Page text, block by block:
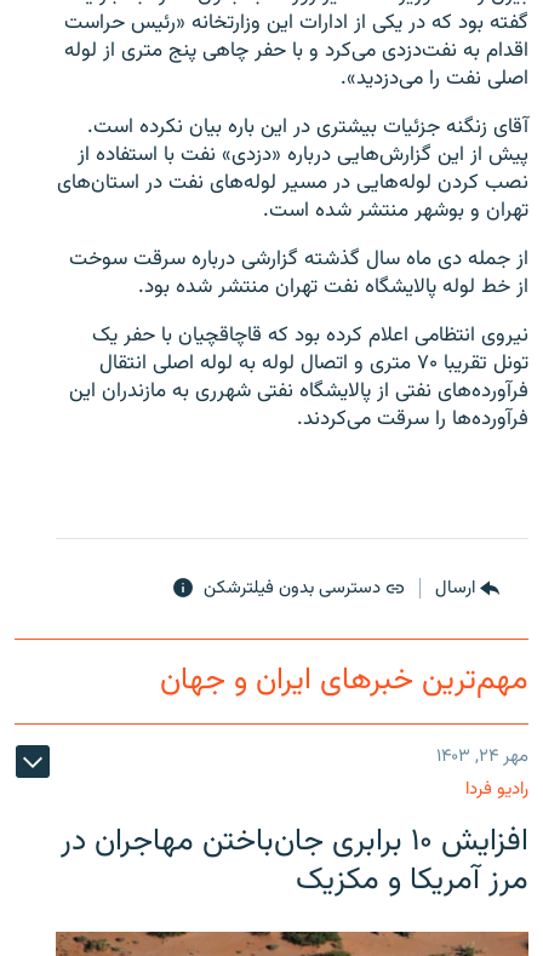
گفته بود که در یکی از ادارات این وزارتخانه «رئیس حراست
اقدام به نفت‌دزدی می‌کرد و با حفر چاهی پنج متری از لوله
اصلی نفت را می‌دزدید».
آقای زنگنه جزئیات بیشتری در این باره بیان نکرده است.
پیش از این گزارش‌هایی درباره «دزدی» نفت با استفاده از
نصب کردن لوله‌هایی در مسیر لوله‌های نفت در استان‌های
تهران و بوشهر منتشر شده است.
از جمله دی ماه سال گذشته گزارشی درباره سرقت سوخت
از خط لوله پالایشگاه نفت تهران منتشر شده بود.
نیروی انتظامی اعلام کرده بود که قاچاقچیان با حفر یک
تونل تقریبا ۷۰ متری و اتصال لوله به لوله اصلی انتقال
فرآورده‌های نفتی از پالایشگاه نفتی شهر‌ری به مازندران این
فرآورده‌ها را سرقت می‌کردند.
ارسال دسترسی بدون فیلترشکن
مهم‌ترین خبرهای ایران و جهان
مهر ۲۴, ۱۴۰۳
رادیو فردا
افزایش ۱۰ برابری جان‌باختن مهاجران در
مرز آمریکا و مکزیک